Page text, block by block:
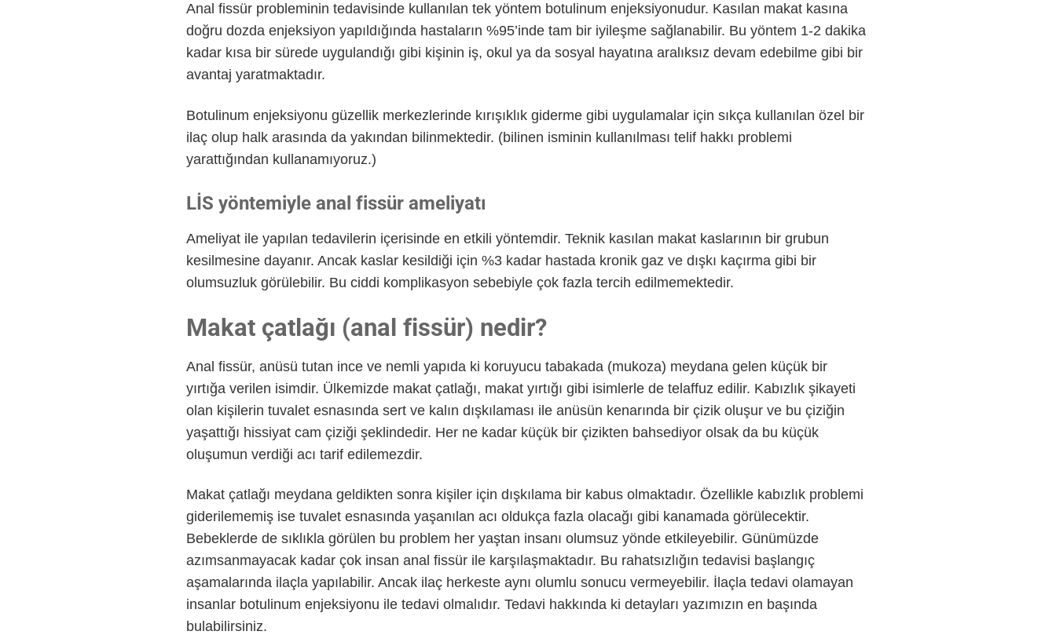
Anal fissür probleminin tedavisinde kullanılan tek yöntem botulinum enjeksiyonudur. Kasılan makat kasına
doğru dozda enjeksiyon yapıldığında hastaların %95’inde tam bir iyileşme sağlanabilir. Bu yöntem 1-2 dakika
kadar kısa bir sürede uygulandığı gibi kişinin iş, okul ya da sosyal hayatına aralıksız devam edebilme gibi bir
avantaj yaratmaktadır.
Botulinum enjeksiyonu güzellik merkezlerinde kırışıklık giderme gibi uygulamalar için sıkça kullanılan özel bir
ilaç olup halk arasında da yakından bilinmektedir. (bilinen isminin kullanılması telif hakkı problemi
yarattığından kullanamıyoruz.)
LİS yöntemiyle anal fissür ameliyatı
Ameliyat ile yapılan tedavilerin içerisinde en etkili yöntemdir. Teknik kasılan makat kaslarının bir grubun
kesilmesine dayanır. Ancak kaslar kesildiği için %3 kadar hastada kronik gaz ve dışkı kaçırma gibi bir
olumsuzluk görülebilir. Bu ciddi komplikasyon sebebiyle çok fazla tercih edilmemektedir.
Makat çatlağı (anal fissür) nedir?
Anal fissür, anüsü tutan ince ve nemli yapıda ki koruyucu tabakada (mukoza) meydana gelen küçük bir
yırtığa verilen isimdir. Ülkemizde makat çatlağı, makat yırtığı gibi isimlerle de telaffuz edilir. Kabızlık şikayeti
olan kişilerin tuvalet esnasında sert ve kalın dışkılaması ile anüsün kenarında bir çizik oluşur ve bu çiziğin
yaşattığı hissiyat cam çiziği şeklindedir. Her ne kadar küçük bir çizikten bahsediyor olsak da bu küçük
oluşumun verdiği acı tarif edilemezdir.
Makat çatlağı meydana geldikten sonra kişiler için dışkılama bir kabus olmaktadır. Özellikle kabızlık problemi
giderilememiş ise tuvalet esnasında yaşanılan acı oldukça fazla olacağı gibi kanamada görülecektir.
Bebeklerde de sıklıkla görülen bu problem her yaştan insanı olumsuz yönde etkileyebilir. Günümüzde
azımsanmayacak kadar çok insan anal fissür ile karşılaşmaktadır. Bu rahatsızlığın tedavisi başlangıç
aşamalarında ilaçla yapılabilir. Ancak ilaç herkeste aynı olumlu sonucu vermeyebilir. İlaçla tedavi olamayan
insanlar botulinum enjeksiyonu ile tedavi olmalıdır. Tedavi hakkında ki detayları yazımızın en başında
bulabilirsiniz.